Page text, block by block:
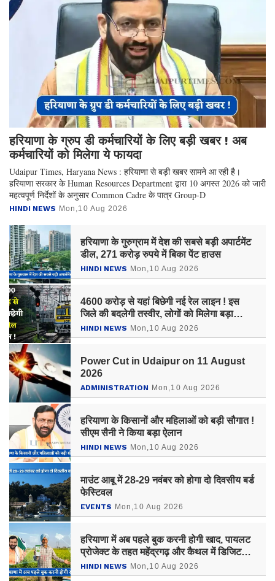
हरियाणा के ग्रुप डी कर्मचारियों के लिए बड़ी खबर ! अब
कर्मचारियों को मिलेगा ये फायदा
Udaipur Times, Haryana News : हरियाणा से बड़ी खबर सामने आ रही है।
हरियाणा सरकार के Human Resources Department द्वारा 10 अगस्त 2026 को जारी
महत्वपूर्ण निर्देशों के अनुसार Common Cadre के पात्र Group-D
HINDI NEWS Mon,10 Aug 2026
हरियाणा के गुरुग्राम में देश की सबसे बड़ी अपार्टमेंट
डील, 271 करोड़ रुपये में बिका पेंट हाउस
HINDI NEWS Mon,10 Aug 2026
4600 करोड़ से यहां बिछेगी नई रेल लाइन ! इस
जिले की बदलेगी तस्वीर, लोगों को मिलेगा बड़ा
फायदा
HINDI NEWS Mon,10 Aug 2026
Power Cut in Udaipur on 11 August
2026
ADMINISTRATION Mon,10 Aug 2026
हरियाणा के किसानों और महिलाओं को बड़ी सौगात !
सीएम सैनी ने किया बड़ा ऐलान
HINDI NEWS Mon,10 Aug 2026
माउंट आबू में 28-29 नवंबर को होगा दो दिवसीय बर्ड
फेस्टिवल
EVENTS Mon,10 Aug 2026
हरियाणा में अब पहले बुक करनी होगी खाद, पायलट
प्रोजेक्ट के तहत महेंद्रगढ़ और कैथल में डिजिटल
शुरुआत
HINDI NEWS Mon,10 Aug 2026